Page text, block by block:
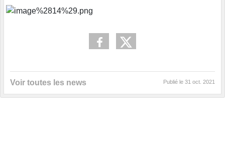
Voir toutes les news Publié le 31 oct. 2021